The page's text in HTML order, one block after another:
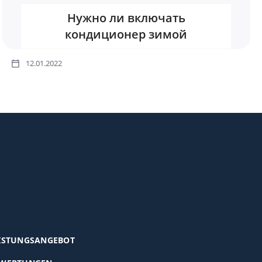
Нужно ли включать
кондиционер зимой
12.01.2022